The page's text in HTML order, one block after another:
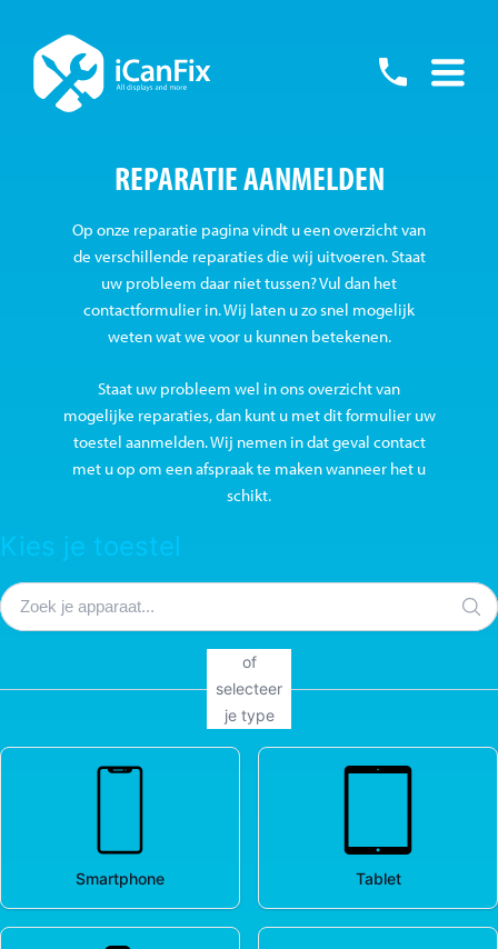
content
055
REPARATIE AANMELDEN
Op onze reparatie pagina vindt u een overzicht van
de verschillende reparaties die wij uitvoeren. Staat
uw probleem daar niet tussen? Vul dan het
contactformulier in. Wij laten u zo snel mogelijk
weten wat we voor u kunnen betekenen.
Staat uw probleem wel in ons overzicht van
mogelijke reparaties, dan kunt u met dit formulier uw
toestel aanmelden. Wij nemen in dat geval contact
met u op om een afspraak te maken wanneer het u
schikt.